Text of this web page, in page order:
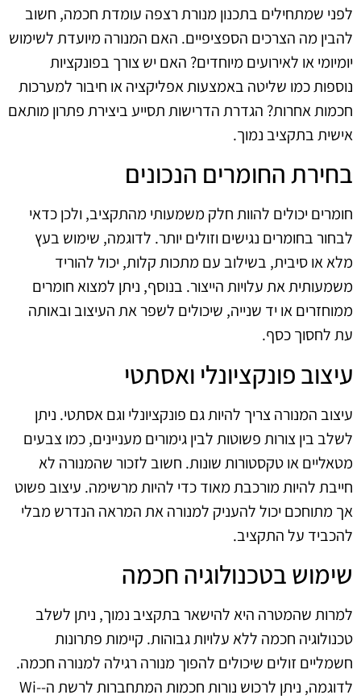
לפני שמתחילים בתכנון מנורת רצפה עומדת חכמה, חשוב
להבין מה הצרכים הספציפיים. האם המנורה מיועדת לשימוש
יומיומי או לאירועים מיוחדים? האם יש צורך בפונקציות
נוספות כמו שליטה באמצעות אפליקציה או חיבור למערכות
חכמות אחרות? הגדרת הדרישות תסייע ביצירת פתרון מותאם
אישית בתקציב נמוך.
בחירת החומרים הנכונים
חומרים יכולים להוות חלק משמעותי מהתקציב, ולכן כדאי
לבחור בחומרים נגישים וזולים יותר. לדוגמה, שימוש בעץ
מלא או סיבית, בשילוב עם מתכות קלות, יכול להוריד
משמעותית את עלויות הייצור. בנוסף, ניתן למצוא חומרים
ממוחזרים או יד שנייה, שיכולים לשפר את העיצוב ובאותה
עת לחסוך כסף.
עיצוב פונקציונלי ואסתטי
עיצוב המנורה צריך להיות גם פונקציונלי וגם אסתטי. ניתן
לשלב בין צורות פשוטות לבין גימורים מעניינים, כמו צבעים
מטאליים או טקסטורות שונות. חשוב לזכור שהמנורה לא
חייבת להיות מורכבת מאוד כדי להיות מרשימה. עיצוב פשוט
אך מתוחכם יכול להעניק למנורה את המראה הנדרש מבלי
להכביד על התקציב.
שימוש בטכנולוגיה חכמה
למרות שהמטרה היא להישאר בתקציב נמוך, ניתן לשלב
טכנולוגיה חכמה ללא עלויות גבוהות. קיימות פתרונות
חשמליים זולים שיכולים להפוך מנורה רגילה למנורה חכמה.
לדוגמה, ניתן לרכוש נורות חכמות המתחברות לרשת ה-Wi-